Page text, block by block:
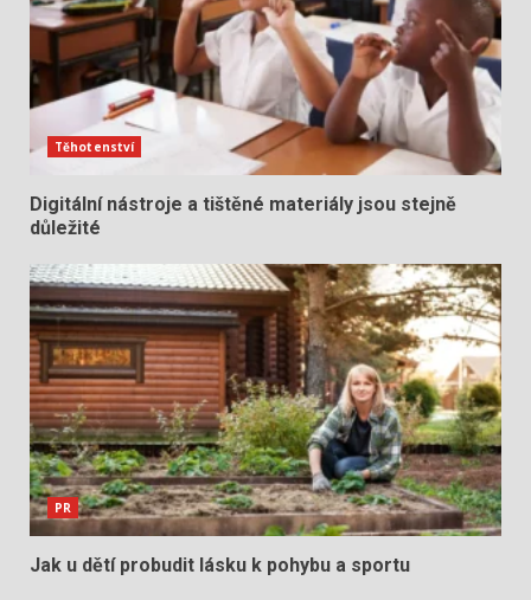
Těhotenství
Digitální nástroje a tištěné materiály jsou stejně
důležité
PR
Jak u dětí probudit lásku k pohybu a sportu